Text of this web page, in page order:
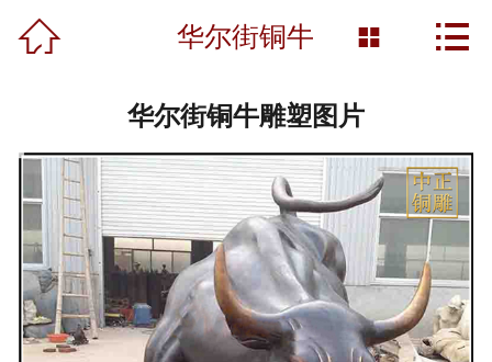
 首页
新闻资讯
工程案例
雕塑知识
 华尔街铜牛  
华尔街铜牛雕塑图片